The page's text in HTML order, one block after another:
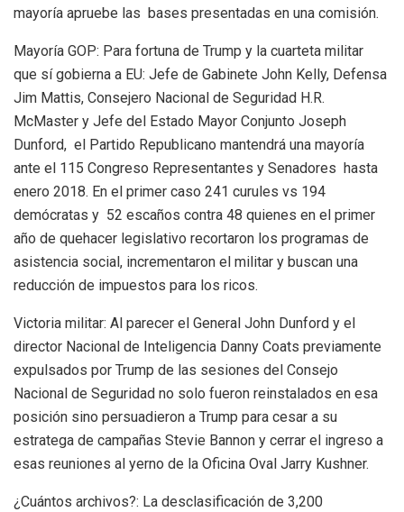
mayoría apruebe las bases presentadas en una comisión.
Mayoría GOP: Para fortuna de Trump y la cuarteta militar
que sí gobierna a EU: Jefe de Gabinete John Kelly, Defensa
Jim Mattis, Consejero Nacional de Seguridad H.R.
McMaster y Jefe del Estado Mayor Conjunto Joseph
Dunford, el Partido Republicano mantendrá una mayoría
ante el 115 Congreso Representantes y Senadores hasta
enero 2018. En el primer caso 241 curules vs 194
demócratas y 52 escaños contra 48 quienes en el primer
año de quehacer legislativo recortaron los programas de
asistencia social, incrementaron el militar y buscan una
reducción de impuestos para los ricos.
Victoria militar: Al parecer el General John Dunford y el
director Nacional de Inteligencia Danny Coats previamente
expulsados por Trump de las sesiones del Consejo
Nacional de Seguridad no solo fueron reinstalados en esa
posición sino persuadieron a Trump para cesar a su
estratega de campañas Stevie Bannon y cerrar el ingreso a
esas reuniones al yerno de la Oficina Oval Jarry Kushner.
¿Cuántos archivos?: La desclasificación de 3,200